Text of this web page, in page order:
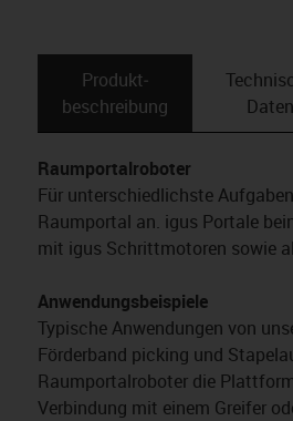
Produkt­
beschreibung
Daten
Raumportalroboter
Für unterschiedlichste
Raumportal an. igus Portale
mit igus Schrittmotoren sowie
Anwendungsbeispiele
Typische Anwendungen von
Förderband picking und
Raumportalroboter die
Verbindung mit einem Greifer